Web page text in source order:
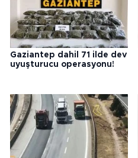
Gaziantep dahil 71 ilde dev
uyuşturucu operasyonu!